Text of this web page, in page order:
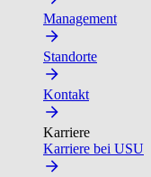
Management
Standorte
Kontakt
Karriere
Karriere bei USU